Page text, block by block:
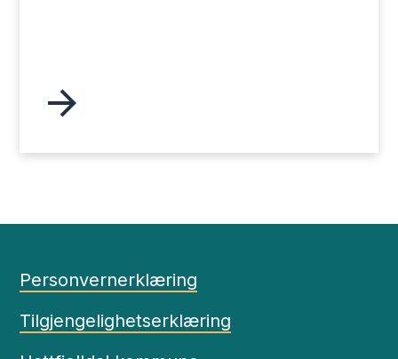
Personvernerklæring
Tilgjengelighetserklæring